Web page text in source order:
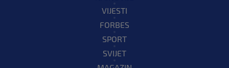
VIJESTI
FORBES
SPORT
SVIJET